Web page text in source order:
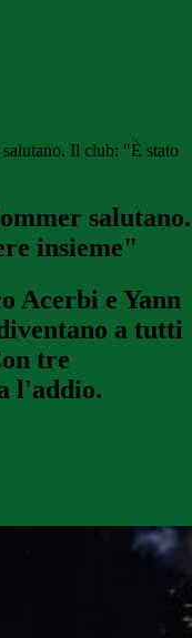
Il club: "È stato
salutano.
insieme"
Acerbi e Yann
a tutti
tre
l'addio.